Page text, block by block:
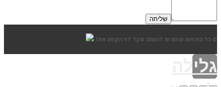
© כל הזכויות שמורות לנעמה שקד לוי הקמת אתר
גלילה